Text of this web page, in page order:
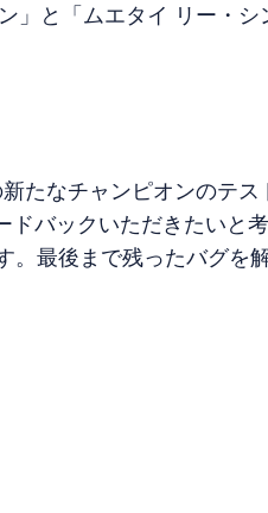
」と「ムエタイ リー・
たなチャンピオンのテ
ドバックいただきたいと
。最後まで残ったバグを